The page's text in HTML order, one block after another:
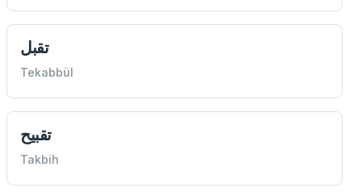
تقبل
Tekabbül
تقبيح
Takbih